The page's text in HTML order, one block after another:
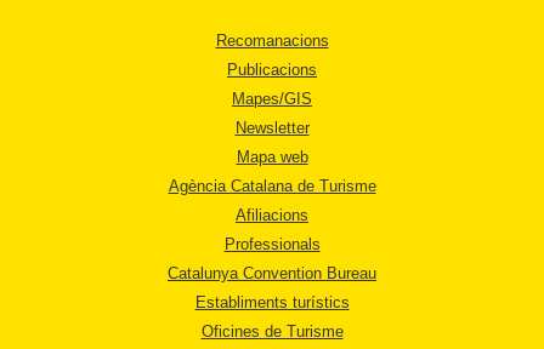
Recomanacions
Publicacions
Mapes/GIS
Newsletter
Mapa web
Agència Catalana de Turisme
Afiliacions
Professionals
Catalunya Convention Bureau
Establiments turístics
Oficines de Turisme